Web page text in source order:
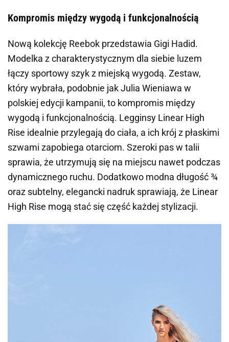
Kompromis między wygodą i funkcjonalnością
Nową kolekcję Reebok przedstawia Gigi Hadid.
Modelka z charakterystycznym dla siebie luzem
łączy sportowy szyk z miejską wygodą. Zestaw,
który wybrała, podobnie jak Julia Wieniawa w
polskiej edycji kampanii, to kompromis między
wygodą i funkcjonalnością. Legginsy Linear High
Rise idealnie przylegają do ciała, a ich krój z płaskimi
szwami zapobiega otarciom. Szeroki pas w talii
sprawia, że utrzymują się na miejscu nawet podczas
dynamicznego ruchu. Dodatkowo modna długość ¾
oraz subtelny, elegancki nadruk sprawiają, że Linear
High Rise mogą stać się część każdej stylizacji.